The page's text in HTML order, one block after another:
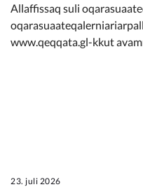
Allaffissaq suli
www.qeqqata.gl-kkut
23. juli 2026